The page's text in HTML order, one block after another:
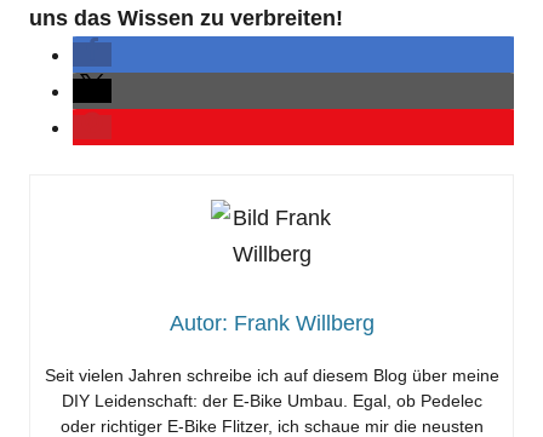
uns das Wissen zu verbreiten!
Autor: Frank Willberg
Seit vielen Jahren schreibe ich auf diesem Blog über meine
DIY Leidenschaft: der E-Bike Umbau. Egal, ob Pedelec
oder richtiger E-Bike Flitzer, ich schaue mir die neusten